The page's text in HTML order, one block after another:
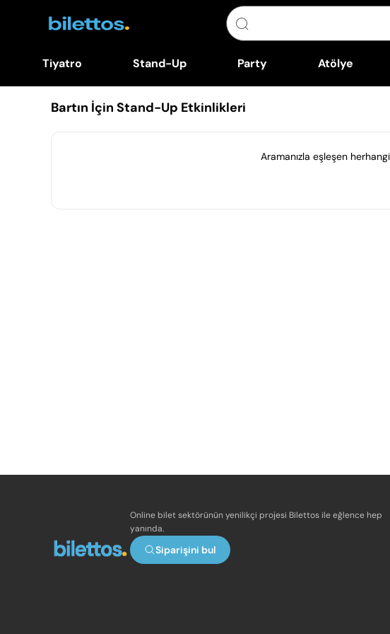
Tiyatro Stand-Up Party Atölye
Bartın İçin Stand-Up Etkinlikleri
Aramanızla eşleşen
Online bilet sektörünün yenilikçi projesi Bilettos ile eğlence hep
yanında.
Siparişini bul